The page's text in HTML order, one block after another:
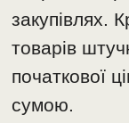
закупівлях.
товарів
початкової
сумою.